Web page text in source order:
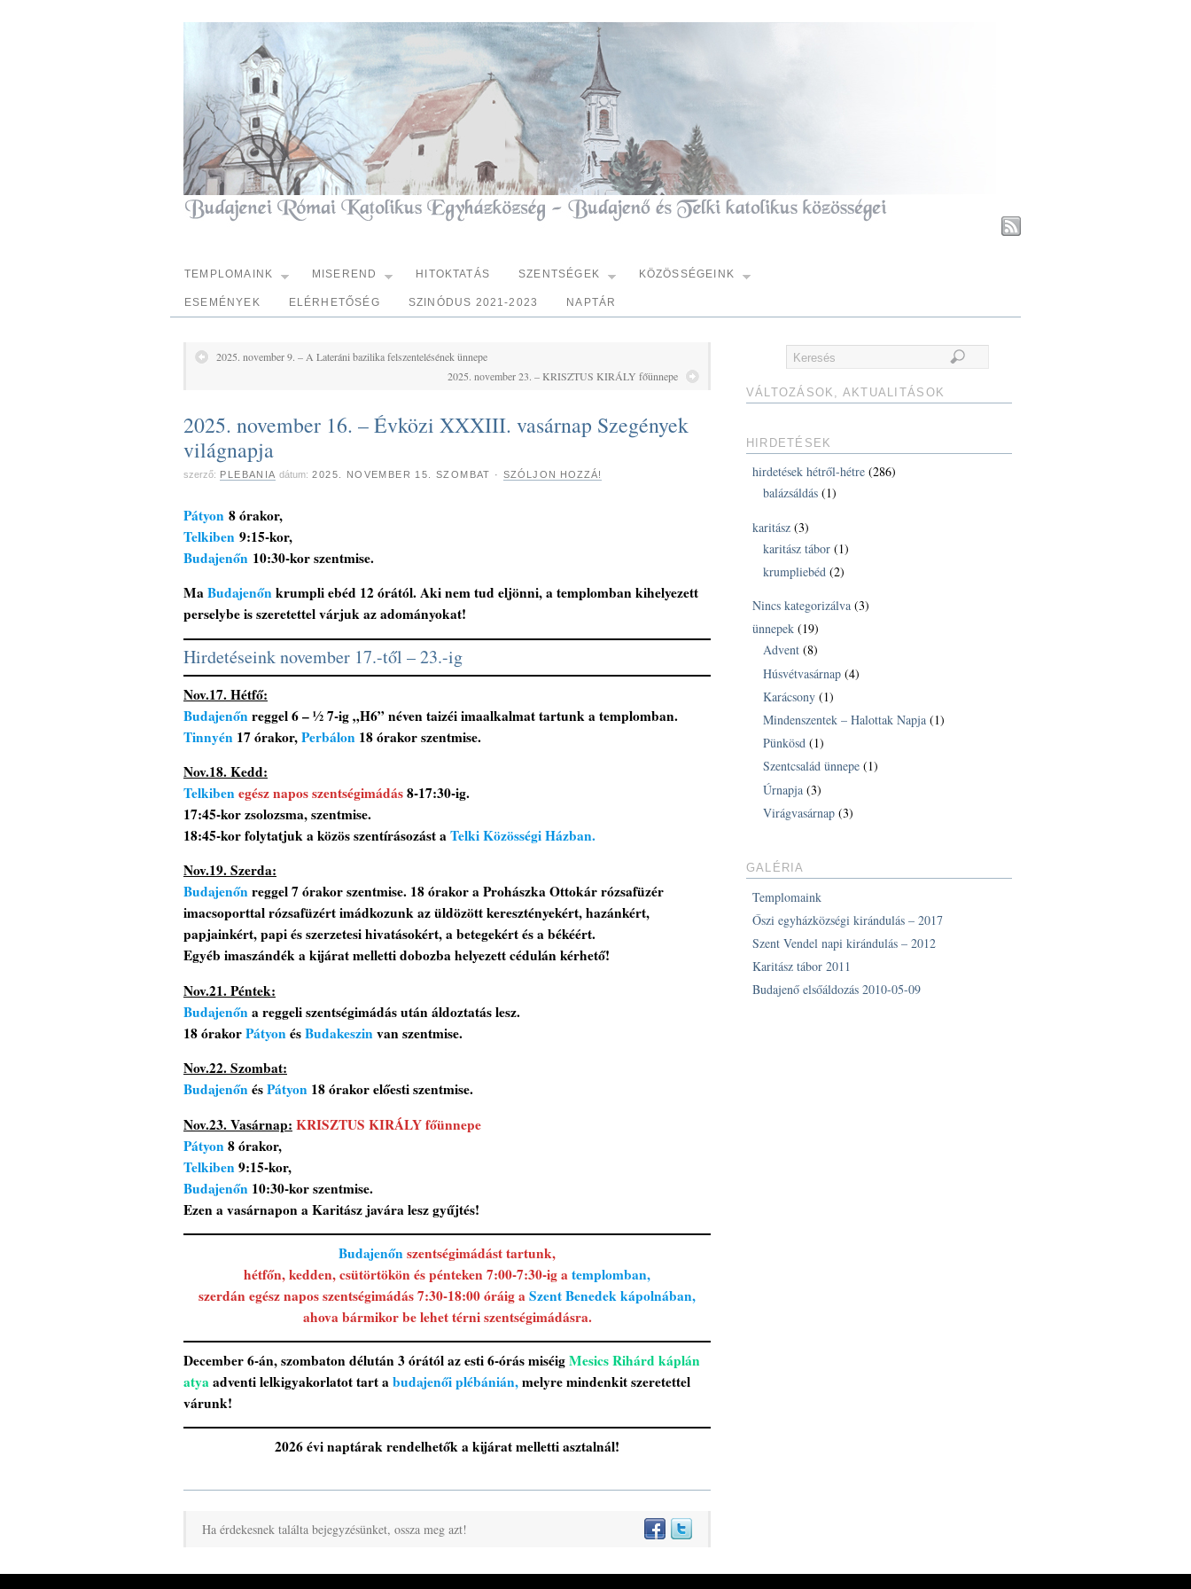
TEMPLOMAINK MISEREND HITOKTATÁS SZENTSÉGEK KÖZÖSSÉGEINK
ESEMÉNYEK ELÉRHETŐSÉG SZINÓDUS 2021-2023 NAPTÁR
2025. november 9. – A Lateráni bazilika felszentelésének ünnepe
2025. november 23. – KRISZTUS KIRÁLY főünnepe
2025. november 16. – Évközi XXXIII. vasárnap Szegények
világnapja
szerző: PLEBANIA dátum: 2025. NOVEMBER 15. SZOMBAT ·SZÓLJON HOZZÁ!
Pátyon 8 órakor,
Telkiben 9:15-kor,
Budajenőn 10:30-kor szentmise.
MaBudajenőnkrumpli ebéd 12 órától.Aki nem tud eljönni, a templomban kihelyezett
perselybe is szeretettel várjuk az adományokat!
Hirdetéseink november 17.-től – 23.-ig
Nov.17. Hétfő:
Budajenőnreggel 6 – ½ 7-ig „H6” néven taizéi imaalkalmat tartunk a templomban.
Tinnyén 17 órakor,Perbálon 18 órakor szentmise.
Nov.18. Kedd:
Telkibenegész napos szentségimádás8-17:30-ig.
17:45-kor zsolozsma, szentmise.
18:45-kor folytatjuk a közös szentírásozást aTelki Közösségi Házban.
Nov.19. Szerda:
Budajenőnreggel 7 órakor szentmise. 18 órakor a Prohászka Ottokár rózsafüzér
imacsoporttal rózsafüzért imádkozunk az üldözött keresztényekért, hazánkért,
papjainkért, papi és szerzetesi hivatásokért, a betegekért és a békéért.
Egyéb imaszándék a kijárat melletti dobozba helyezett cédulán kérhető!
Nov.21. Péntek:
Budajenőna reggeli szentségimádás után áldoztatás lesz.
18 órakorPátyonésBudakeszinvan szentmise.
Nov.22. Szombat:
BudajenőnésPátyon 18 órakor előesti szentmise.
Nov.23. Vasárnap: KRISZTUS KIRÁLY főünnepe
Pátyon8 órakor,
Telkiben9:15-kor,
Budajenőn 10:30-kor szentmise.
Ezen a vasárnapon a Karitász javára lesz gyűjtés!
Budajenőnszentségimádást tartunk,
hétfőn, kedden, csütörtökön és pénteken 7:00-7:30-ig atemplomban,
szerdán egész napos szentségimádás 7:30-18:00 óráig aSzent Benedek kápolnában,
ahova bármikor be lehet térni szentségimádásra.
December 6-án, szombaton délután 3 órától az esti 6-órás miséigMesics Rihárd káplán
atyaadventi lelkigyakorlatot tart abudajenői plébánián,melyre mindenkit szeretettel
várunk!
2026évi naptárak rendelhetők a kijárat melletti asztalnál!
Ha érdekesnek találta bejegyzésünket, ossza meg azt!
VÁLTOZÁSOK, AKTUALITÁSOK
HIRDETÉSEK
hirdetések hétről-hétre (286)
balázsáldás (1)
karitász (3)
karitász tábor (1)
krumpliebéd (2)
Nincs kategorizálva (3)
ünnepek (19)
Advent (8)
Húsvétvasárnap (4)
Karácsony (1)
Mindenszentek – Halottak Napja (1)
Pünkösd (1)
Szentcsalád ünnepe (1)
Úrnapja (3)
Virágvasárnap (3)
GALÉRIA
Templomaink
Őszi egyházközségi kirándulás – 2017
Szent Vendel napi kirándulás – 2012
Karitász tábor 2011
Budajenő elsőáldozás 2010-05-09